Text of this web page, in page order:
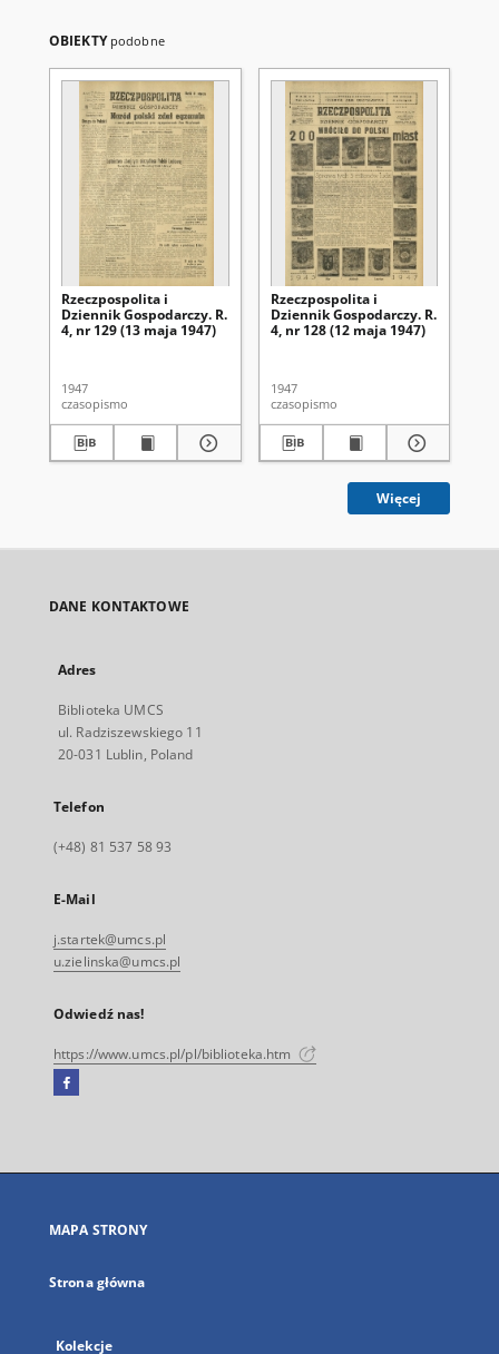
OBIEKTY podobne
Rzeczpospolita i
Dziennik Gospodarczy. R.
4, nr 129 (13 maja 1947)
1947
czasopismo
Rzeczpospolita i
Dziennik Gospodarczy. R.
4, nr 128 (12 maja 1947)
1947
czasopismo
Więcej
DANE KONTAKTOWE
Adres
Biblioteka UMCS
ul. Radziszewskiego 11
20-031 Lublin, Poland
Telefon
(+48) 81 537 58 93
E-Mail
j.startek@umcs.pl
u.zielinska@umcs.pl
Odwiedź nas!
https://www.umcs.pl/pl/biblioteka.htm
Facebook
się
karcie
MAPA STRONY
Strona główna
Kolekcje